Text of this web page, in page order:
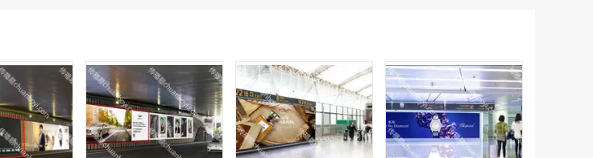
腾讯体育客户端闪屏广告_刊例价3折非赛季（8月9日-9月30日）
￥212.00